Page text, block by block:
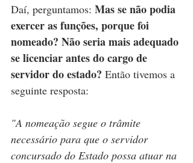
Daí, perguntamos: Mas se não podia
exercer as funções, porque foi
nomeado? Não seria mais adequado
se licenciar antes do cargo de
servidor do estado? Então tivemos a
seguinte resposta:
"A nomeação segue o trâmite
necessário para que o servidor
concursado do Estado possa atuar na